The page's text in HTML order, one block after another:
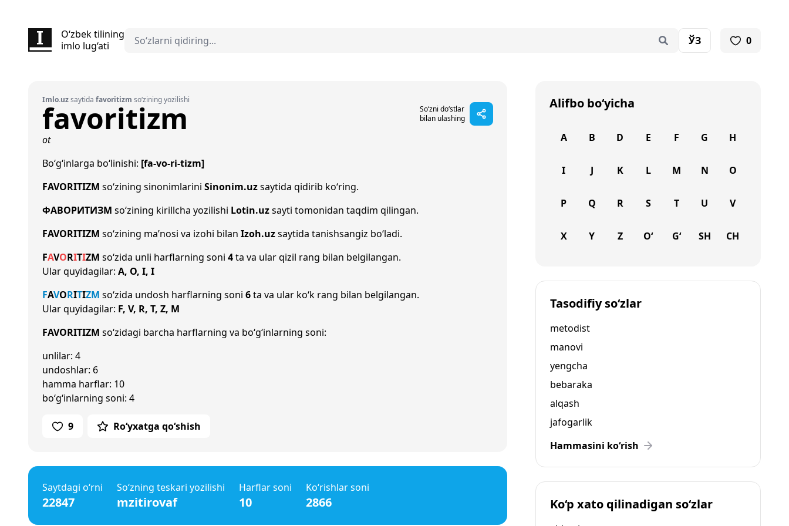
O‘zbek tilining
imlo lug‘ati
ЎЗ 0
Imlo.uzsaytida favoritizm so‘zining yozilishi
favoritizm
So‘zni do‘stlar
bilan ulashing
ot
Bo‘g‘inlarga bo‘linishi: [fa-vo-ri-tizm]
FAVORITIZM so‘zining sinonimlarini Sinonim.uzsaytida qidirib ko‘ring.
ФАВОРИТИЗМ so‘zining kirillcha yozilishi Lotin.uzsayti tomonidan taqdim qilingan.
FAVORITIZM so‘zining ma’nosi va izohi bilan Izoh.uzsaytida tanishsangiz bo‘ladi.
FAVORITIZM so‘zida unli harflarning soni 4ta va ular qizil rang bilan belgilangan.
Ular quyidagilar: A, O, I, I
FAVORITIZM so‘zida undosh harflarning soni 6ta va ular ko‘k rang bilan belgilangan.
Ular quyidagilar: F, V, R, T, Z, M
FAVORITIZM so‘zidagi barcha harflarning va bo‘g‘inlarning soni:
unlilar: 4
undoshlar: 6
hamma harflar: 10
bo‘g‘inlarning soni: 4
9 Ro‘yxatga qo‘shish
Saytdagi o‘rni
22847
So‘zning teskari yozilishi
mzitirovaf
Harflar soni
10
Ko‘rishlar soni
2866
Alifbo bo‘yicha
A B D E F G H
I J K L M N O
P Q R S T U V
X Y Z O‘ G‘ SH CH
Tasodifiy so‘zlar
metodist
manovi
yengcha
bebaraka
alqash
jafogarlik
Hammasini ko‘rish
Ko‘p xato qilinadigan so‘zlar